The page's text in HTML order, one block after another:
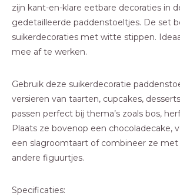
zijn kant-en-klare eetbare decoraties in
gedetailleerde paddenstoeltjes. De set
suikerdecoraties met witte stippen.
mee af te werken.
Gebruik deze suikerdecoratie
versieren van taarten, cupcakes,
passen perfect bij thema’s zoals bos,
Plaats ze bovenop een chocoladecake,
een slagroomtaart of combineer ze
andere figuurtjes.
Specificaties: